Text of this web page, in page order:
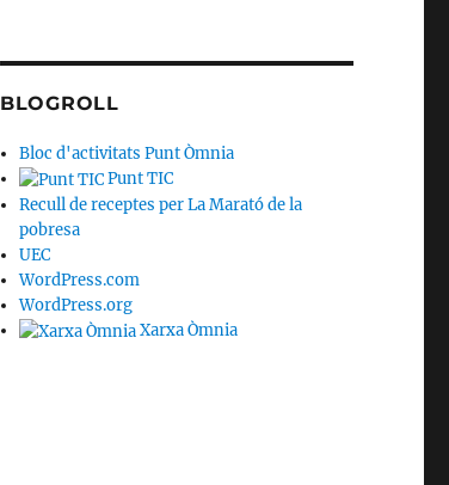
BLOGROLL
Bloc d'activitats Punt Òmnia
Punt TIC
Recull de receptes per La Marató de la
pobresa
UEC
WordPress.com
WordPress.org
Xarxa Òmnia